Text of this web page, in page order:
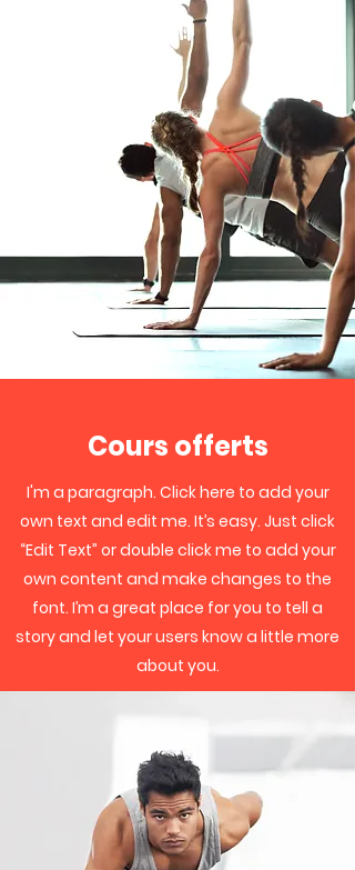
Cours offerts
I'm a paragraph. Click here to add your
own text and edit me. It’s easy. Just click
“Edit Text” or double click me to add your
own content and make changes to the
font. I’m a great place for you to tell a
story and let your users know a little more
about you.